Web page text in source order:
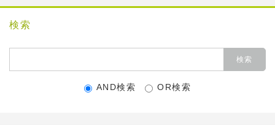
検索
AND検索 OR検索